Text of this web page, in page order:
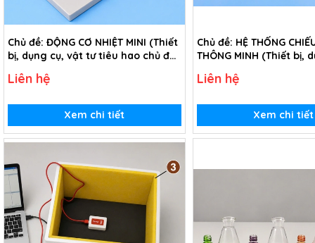
Chủ đề: ĐỘNG CƠ NHIỆT MINI (Thiết
bị, dụng cụ, vật tư tiêu hao chủ đề
Liên hệ
Xem chi tiết
Chủ đề: HỆ THỐNG
THÔNG MINH (Thiết bị,
sáng thông minh - lớp
Liên hệ
Xem chi tiết